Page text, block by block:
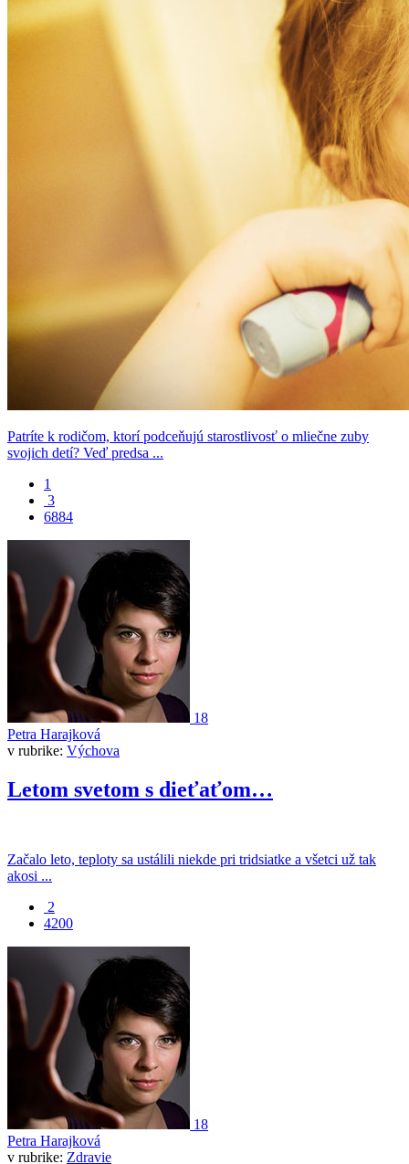
Patríte k rodičom, ktorí podceňujú starostlivosť o mliečne zuby
svojich detí? Veď predsa ...
1
3
6884
18
Petra Harajková
v rubrike: Výchova
Letom svetom s dieťaťom…
Začalo leto, teploty sa ustálili niekde pri tridsiatke a všetci už tak
akosi ...
2
4200
18
Petra Harajková
v rubrike: Zdravie